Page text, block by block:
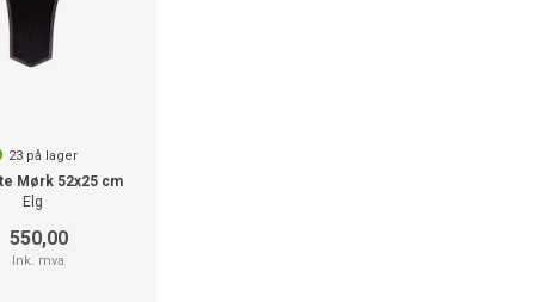
23 på lager
Mørk 52x25 cm
Elg
550,00
Ink. mva